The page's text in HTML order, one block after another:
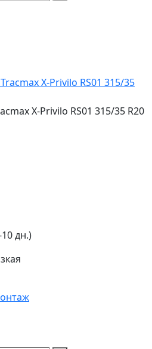
X-Privilo RS01 315/35 R20
дн.)